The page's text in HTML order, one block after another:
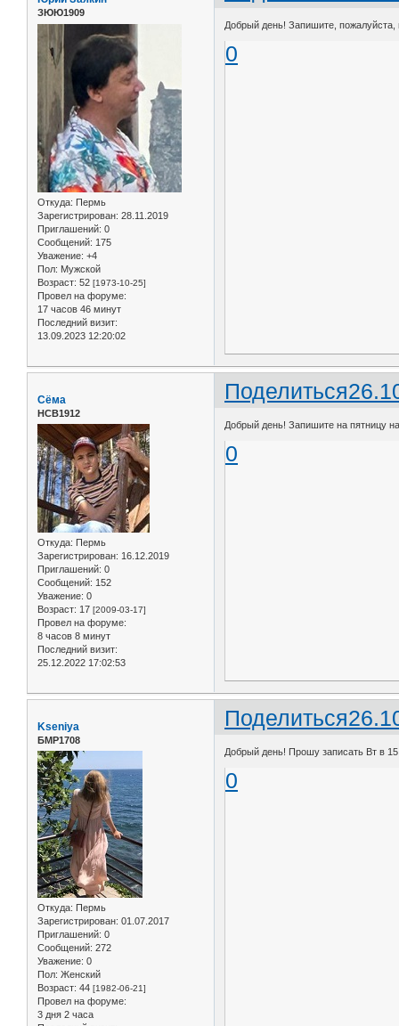
ЗЮЮ1909
Откуда: Пермь
Зарегистрирован: 28.11.2019
Приглашений: 0
Сообщений: 175
Уважение: +4
Пол: Мужской
Возраст: 52 [1973-10-25]
Провел на форуме:
17 часов 46 минут
Последний визит:
13.09.2023 12:20:02
Добрый день! Запишите, пожалуйста,
0
Поделиться
Сёма
НСВ1912
Откуда: Пермь
Зарегистрирован: 16.12.2019
Приглашений: 0
Сообщений: 152
Уважение: 0
Возраст: 17 [2009-03-17]
Провел на форуме:
8 часов 8 минут
Последний визит:
25.12.2022 17:02:53
Добрый день! Запишите на пятницу
0
Поделиться
Kseniya
БМР1708
Откуда: Пермь
Зарегистрирован: 01.07.2017
Приглашений: 0
Сообщений: 272
Уважение: 0
Пол: Женский
Возраст: 44 [1982-06-21]
Провел на форуме:
3 дня 2 часа
Добрый день! Прошу записать Вт в
0